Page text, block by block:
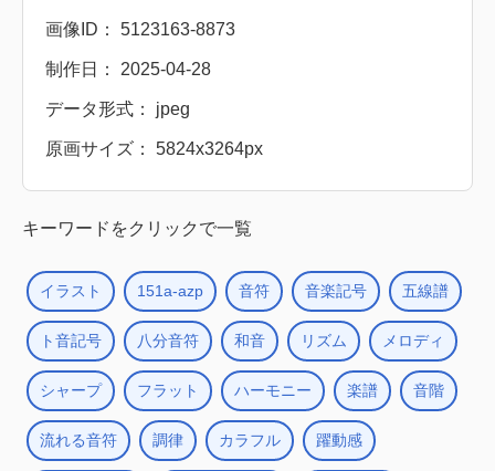
画像ID： 5123163-8873
制作日： 2025-04-28
データ形式： jpeg
原画サイズ： 5824x3264px
キーワードをクリックで一覧
イラスト 151a-azp 音符 音楽記号 五線譜
ト音記号 八分音符 和音 リズム メロディ
シャープ フラット ハーモニー 楽譜 音階
流れる音符 調律 カラフル 躍動感